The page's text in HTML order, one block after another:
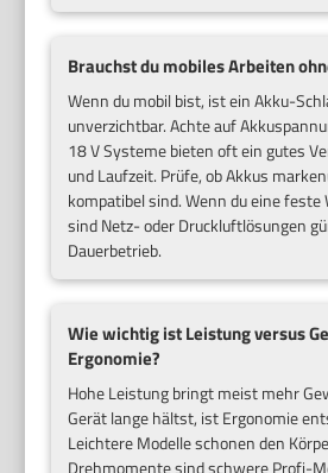
Brauchst du mobiles Arbeiten
Wenn du mobil bist, ist ein Akku-
unverzichtbar. Achte auf
18 V Systeme bieten oft ein gutes
und Laufzeit. Prüfe, ob Akkus
kompatibel sind. Wenn du eine feste
sind Netz- oder Druckluftlösungen
Dauerbetrieb.
Wie wichtig ist Leistung versus
Ergonomie?
Hohe Leistung bringt meist mehr
Gerät lange hältst, ist Ergonomie
Leichtere Modelle schonen den
Drehmomente sind schwere Profi-